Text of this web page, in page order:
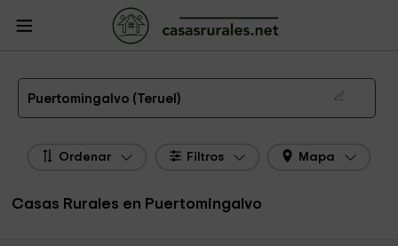
Casas Rurales
Teruel
Casas Rurales Puertomingalvo
Las 5 mejores casas rurales en Puertomingalvo de 2026
Puertomingalvo (Teruel)
Ordenar Filtros Mapa
Casas Rurales en Puertomingalvo